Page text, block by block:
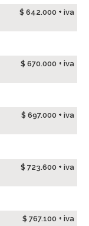
$ 642.000 + iva
$ 670.000 + iva
$ 697.000 + iva
$ 723.600 + iva
$ 767.100 + iva